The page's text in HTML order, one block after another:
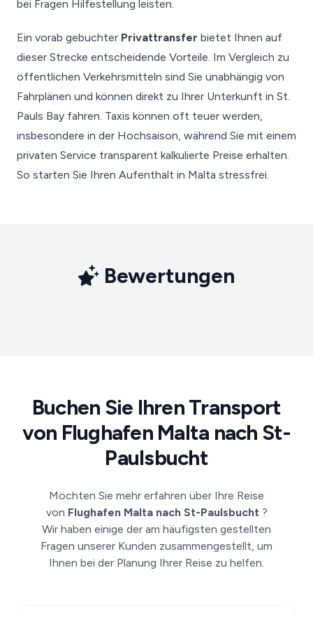
bei Fragen Hilfestellung leisten.
Ein vorab gebuchter Privattransfer bietet Ihnen auf
dieser Strecke entscheidende Vorteile. Im Vergleich zu
öffentlichen Verkehrsmitteln sind Sie unabhängig von
Fahrplänen und können direkt zu Ihrer Unterkunft in St.
Pauls Bay fahren. Taxis können oft teuer werden,
insbesondere in der Hochsaison, während Sie mit einem
privaten Service transparent kalkulierte Preise erhalten.
So starten Sie Ihren Aufenthalt in Malta stressfrei.
Bewertungen
Buchen Sie Ihren Transport
von Flughafen Malta nach St-
Paulsbucht
Möchten Sie mehr erfahren über Ihre Reise
von Flughafen Malta nach St-Paulsbucht ?
Wir haben einige der am häufigsten gestellten
Fragen unserer Kunden zusammengestellt, um
Ihnen bei der Planung Ihrer Reise zu helfen.